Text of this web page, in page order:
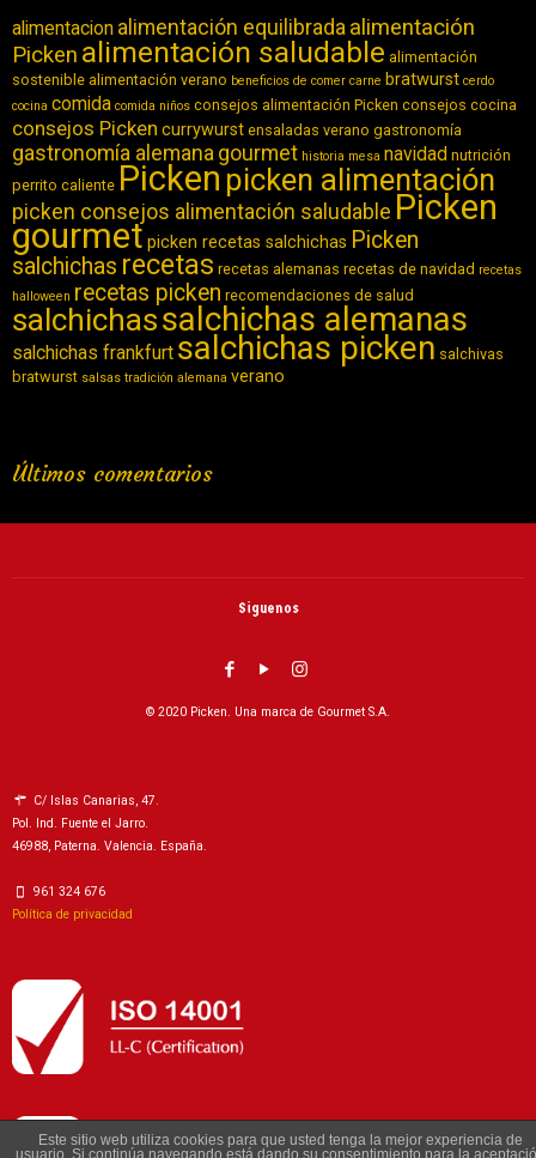
alimentacion alimentación equilibrada alimentación
Picken alimentación saludable alimentación
sostenible alimentación verano beneficios de comer carne bratwurst cerdo
cocina comida comida niños consejos alimentación Picken consejos cocina
consejos Picken currywurst ensaladas verano gastronomía
gastronomía alemana gourmet historia mesa navidad nutrición
perrito caliente Pickenpicken alimentación
picken consejos alimentación saludable Picken
gourmetpicken recetas salchichas Picken
salchichas recetas recetas alemanas recetas de navidad recetas
halloween recetas picken recomendaciones de salud
salchichassalchichas alemanas
salchichas frankfurt salchichas picken salchivas
bratwurst salsas tradición alemana verano
Últimos comentarios
Siguenos
© 2020 Picken. Una marca de Gourmet S.A.
C/ Islas Canarias, 47.
Pol. Ind. Fuente el Jarro.
46988, Paterna. Valencia. España.
961 324 676
Política de privacidad
Este sitio web utiliza cookies para que usted tenga la mejor experiencia de
usuario. Si continúa navegando está dando su consentimiento para la